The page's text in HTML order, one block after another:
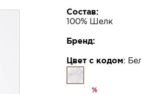
Состав:
100% Шелк
Бренд:
Цвет с кодом:
%